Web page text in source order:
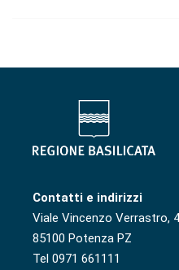
Contatti e indirizzi
Viale Vincenzo Verrastro, 4
85100 Potenza PZ
Tel 0971 661111